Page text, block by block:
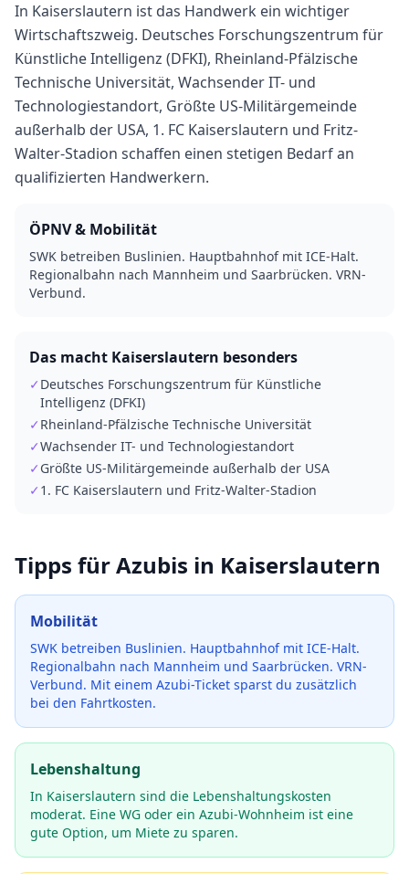
In Kaiserslautern ist das Handwerk ein wichtiger
Wirtschaftszweig. Deutsches Forschungszentrum für
Künstliche Intelligenz (DFKI), Rheinland-Pfälzische
Technische Universität, Wachsender IT- und
Technologiestandort, Größte US-Militärgemeinde
außerhalb der USA, 1. FC Kaiserslautern und Fritz-
Walter-Stadion schaffen einen stetigen Bedarf an
qualifizierten Handwerkern.
ÖPNV & Mobilität
SWK betreiben Buslinien. Hauptbahnhof mit ICE-Halt.
Regionalbahn nach Mannheim und Saarbrücken. VRN-
Verbund.
Das macht Kaiserslautern besonders
✓ Deutsches Forschungszentrum für Künstliche
Intelligenz (DFKI)
✓ Rheinland-Pfälzische Technische Universität
✓Wachsender IT- und Technologiestandort
✓ Größte US-Militärgemeinde außerhalb der USA
✓ 1. FC Kaiserslautern und Fritz-Walter-Stadion
Tipps für Azubis in Kaiserslautern
Mobilität
SWK betreiben Buslinien. Hauptbahnhof mit ICE-Halt.
Regionalbahn nach Mannheim und Saarbrücken. VRN-
Verbund. Mit einem Azubi-Ticket sparst du zusätzlich
bei den Fahrtkosten.
Lebenshaltung
In Kaiserslautern sind die Lebenshaltungskosten
moderat. Eine WG oder ein Azubi-Wohnheim ist eine
gute Option, um Miete zu sparen.